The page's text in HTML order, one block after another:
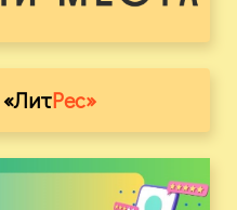
«ЛитРес»